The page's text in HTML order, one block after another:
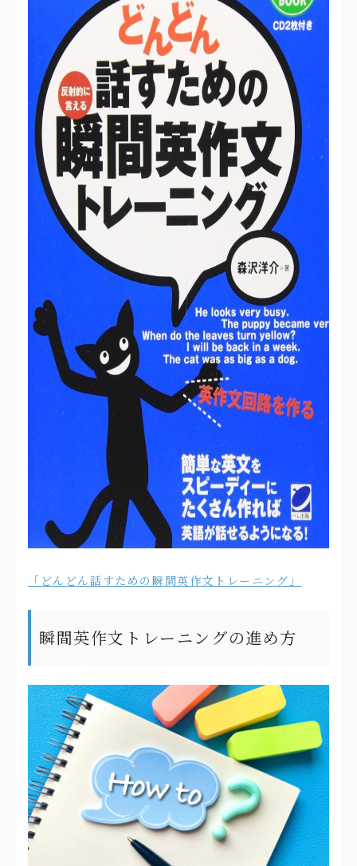
「どんどん話すための瞬間英作文トレーニング」
瞬間英作文トレーニングの進め方